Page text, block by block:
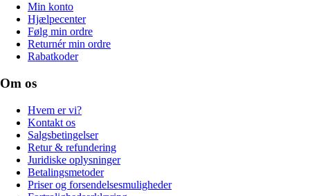
Min konto
Hjælpecenter
Følg min ordre
Returnér min ordre
Rabatkoder
Om os
Hvem er vi?
Kontakt os
Salgsbetingelser
Retur & refundering
Juridiske oplysninger
Betalingsmetoder
Priser og forsendelsesmuligheder